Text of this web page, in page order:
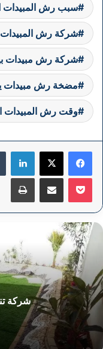
سبب رش المبيدات
شركة رش المبيدات
شركة رش مبيدات
مضخة رش مبيدات
وقت رش المبيدات
فيسبوك ‫X
‫Pocket مشاركة عبر البريد
شركة